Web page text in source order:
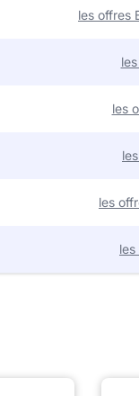
les offres
les
les